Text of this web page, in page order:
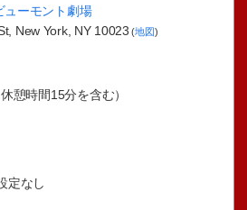
ューモント劇場
New York, NY 10023 (地図)
憩時間15分を含む）
定なし